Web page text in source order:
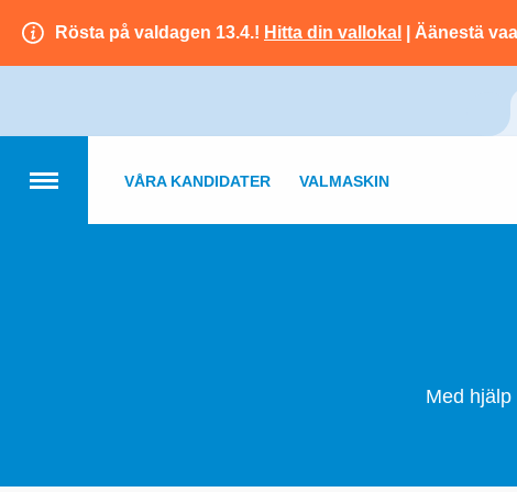
Rösta på valdagen 13.4.! Hitta din vallokal | Äänestä
VÅRA KANDIDATER VALMASKIN
Med